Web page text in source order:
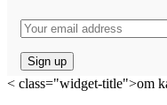
< class="widget-title">om